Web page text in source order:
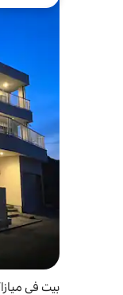
مفضّل
بيت في